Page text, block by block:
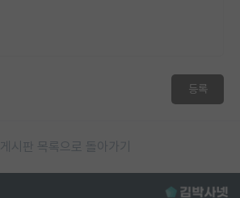
등록
게시판 목록으로 돌아가기